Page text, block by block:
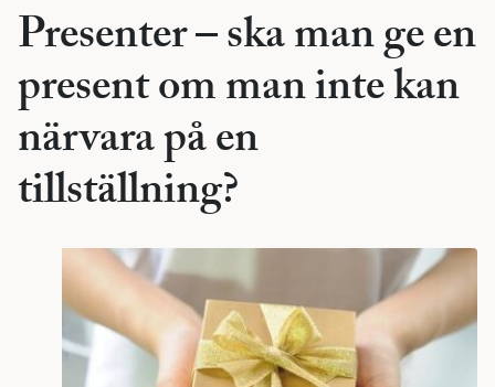
Presenter – ska man ge en
present om man inte kan
närvara på en
tillställning?